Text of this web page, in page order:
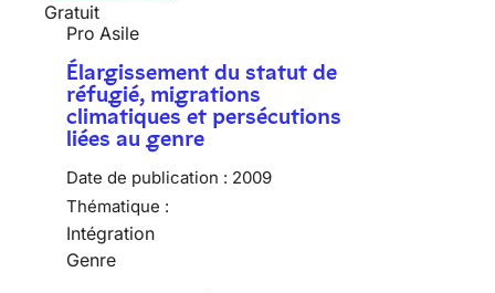
Gratuit
Pro Asile
Élargissement du statut de
réfugié, migrations
climatiques et persécutions
liées au genre
Date de publication : 2009
Thématique :
Intégration
Genre